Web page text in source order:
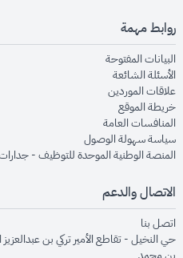
روابط مهمة
البيانات المفتوحةopens in new window
الأسئلة الشائعةopens in new window
علاقات الموردينopens in new window
خريطة الموقعopens in new window
المنافسات العامةopens in new window
سياسة سهولة الوصولin new window
المنصة الوطنية الموحدة للتوظيف -
الاتصال والدعم
اتصل بنا
حي النخيل - تقاطع الأمير تركي بن